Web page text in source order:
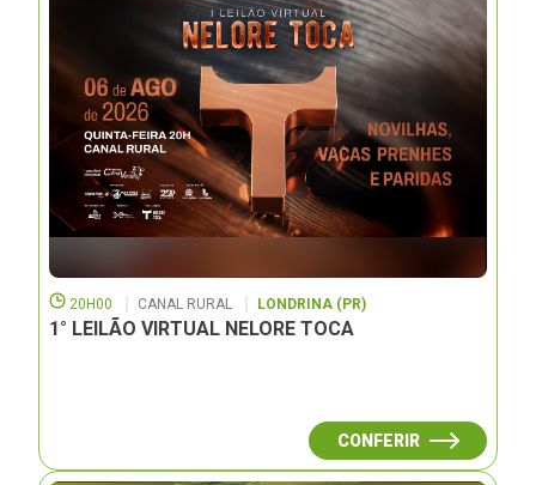
20H00 CANAL RURAL LONDRINA (PR)
1° LEILÃO VIRTUAL NELORE TOCA
CONFERIR